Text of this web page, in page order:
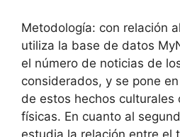
Metodología: con relación
utiliza la base de datos
el número de noticias de
considerados, y se pone
de estos hechos culturales
físicas. En cuanto al
estudia la relación entre el